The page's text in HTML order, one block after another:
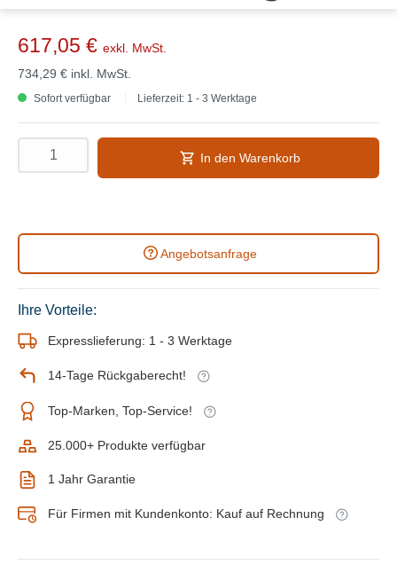
617,05 € exkl. MwSt.
734,29 € inkl. MwSt.
Sofort verfügbar Lieferzeit: 1 - 3 Werktage
In den Warenkorb
Angebotsanfrage
Ihre Vorteile:
Expresslieferung: 1 - 3 Werktage
14-Tage Rückgaberecht!
Top-Marken, Top-Service!
25.000+ Produkte verfügbar
1 Jahr Garantie
Für Firmen mit Kundenkonto: Kauf auf Rechnung